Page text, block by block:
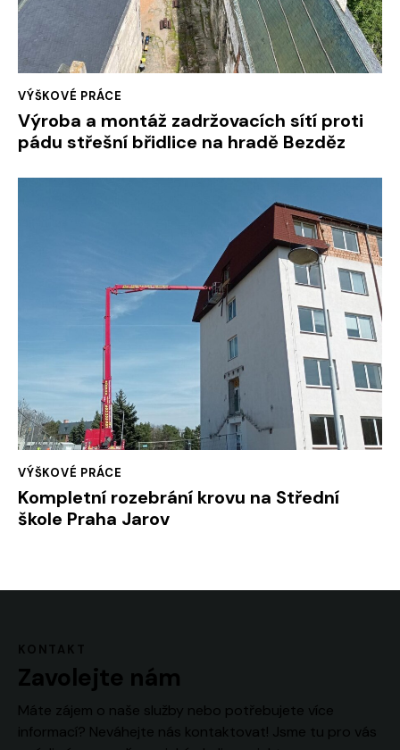
VÝŠKOVÉ PRÁCE
Výroba a montáž zadržovacích sítí proti
pádu střešní břidlice na hradě Bezděz
VÝŠKOVÉ PRÁCE
Kompletní rozebrání krovu na Střední
škole Praha Jarov
KONTAKT
Zavolejte nám
Máte zájem o naše služby nebo potřebujete více
informací? Neváhejte nás kontaktovat! Jsme tu pro vás